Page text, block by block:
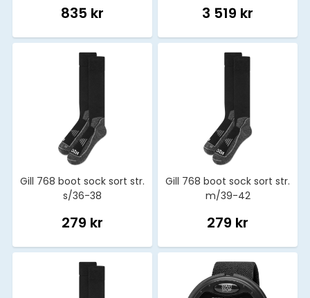
835 kr 3 519 kr
Gill 768 boot sock sort str.
s/36-38
279 kr
Gill 768 boot sock sort str.
m/39-42
279 kr